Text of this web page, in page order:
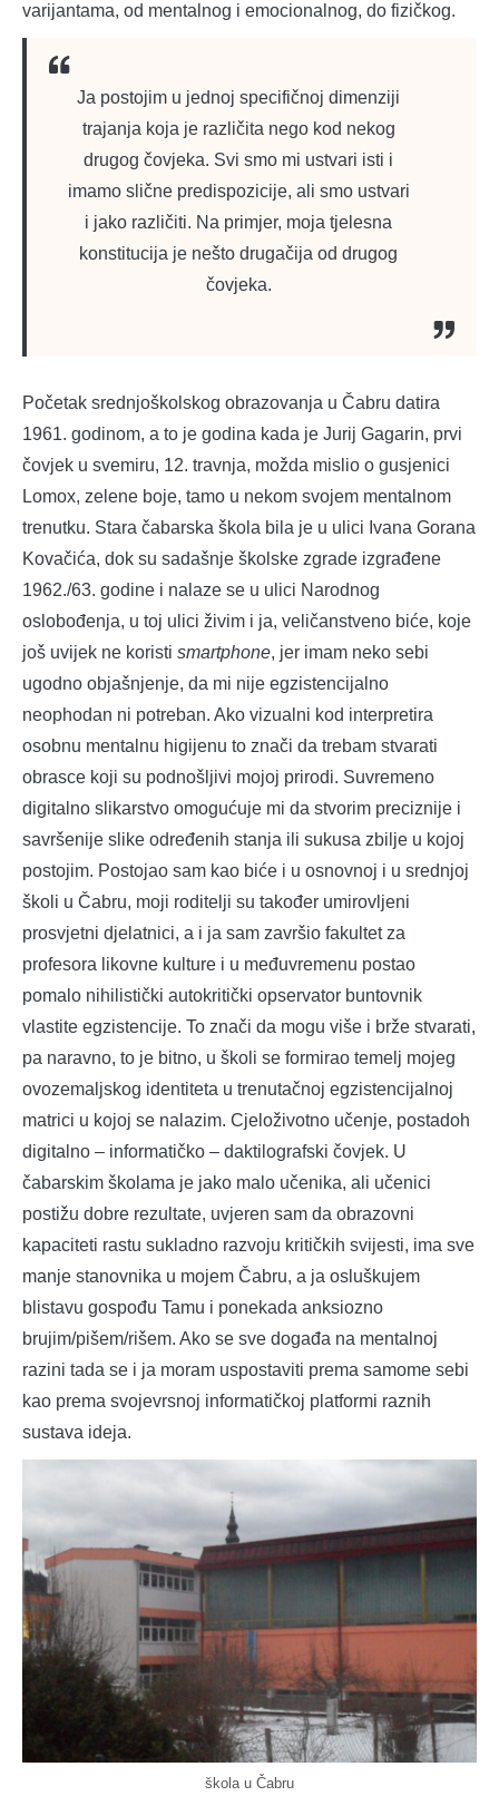
varijantama, od mentalnog i emocionalnog, do fizičkog.
Ja postojim u jednoj specifičnoj dimenziji
trajanja koja je različita nego kod nekog
drugog čovjeka. Svi smo mi ustvari isti i
imamo slične predispozicije, ali smo ustvari
i jako različiti. Na primjer, moja tjelesna
konstitucija je nešto drugačija od drugog
čovjeka.
Početak srednjoškolskog obrazovanja u Čabru datira
1961. godinom, a to je godina kada je Jurij Gagarin, prvi
čovjek u svemiru, 12. travnja, možda mislio o gusjenici
Lomox, zelene boje, tamo u nekom svojem mentalnom
trenutku. Stara čabarska škola bila je u ulici Ivana Gorana
Kovačića, dok su sadašnje školske zgrade izgrađene
1962./63. godine i nalaze se u ulici Narodnog
oslobođenja, u toj ulici živim i ja, veličanstveno biće, koje
još uvijek ne koristi smartphone, jer imam neko sebi
ugodno objašnjenje, da mi nije egzistencijalno
neophodan ni potreban. Ako vizualni kod interpretira
osobnu mentalnu higijenu to znači da trebam stvarati
obrasce koji su podnošljivi mojoj prirodi. Suvremeno
digitalno slikarstvo omogućuje mi da stvorim preciznije i
savršenije slike određenih stanja ili sukusa zbilje u kojoj
postojim. Postojao sam kao biće i u osnovnoj i u srednjoj
školi u Čabru, moji roditelji su također umirovljeni
prosvjetni djelatnici, a i ja sam završio fakultet za
profesora likovne kulture i u međuvremenu postao
pomalo nihilistički autokritički opservator buntovnik
vlastite egzistencije. To znači da mogu više i brže stvarati,
pa naravno, to je bitno, u školi se formirao temelj mojeg
ovozemaljskog identiteta u trenutačnoj egzistencijalnoj
matrici u kojoj se nalazim. Cjeloživotno učenje, postadoh
digitalno – informatičko – daktilografski čovjek. U
čabarskim školama je jako malo učenika, ali učenici
postižu dobre rezultate, uvjeren sam da obrazovni
kapaciteti rastu sukladno razvoju kritičkih svijesti, ima sve
manje stanovnika u mojem Čabru, a ja osluškujem
blistavu gospođu Tamu i ponekada anksiozno
brujim/pišem/rišem. Ako se sve događa na mentalnoj
razini tada se i ja moram uspostaviti prema samome sebi
kao prema svojevrsnoj informatičkoj platformi raznih
sustava ideja.
škola u Čabru